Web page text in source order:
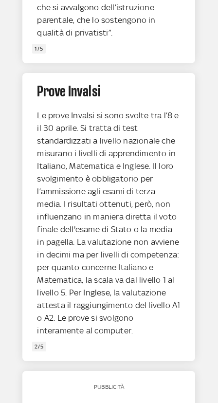
che si avvalgono dell’istruzione
parentale, che lo sostengono in
qualità di privatisti”.
1/5
Prove Invalsi
Le prove Invalsi si sono svolte tra l’8 e
il 30 aprile. Si tratta di test
standardizzati a livello nazionale che
misurano i livelli di apprendimento in
Italiano, Matematica e Inglese. Il loro
svolgimento è obbligatorio per
l’ammissione agli esami di terza
media. I risultati ottenuti, però, non
influenzano in maniera diretta il voto
finale dell'esame di Stato o la media
in pagella. La valutazione non avviene
in decimi ma per livelli di competenza:
per quanto concerne Italiano e
Matematica, la scala va dal livello 1 al
livello 5. Per Inglese, la valutazione
attesta il raggiungimento del livello A1
o A2. Le prove si svolgono
interamente al computer.
2/5
PUBBLICITÀ